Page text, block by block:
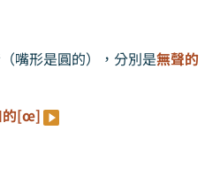
嘴形是圓的），分別是無聲的
的[œ]